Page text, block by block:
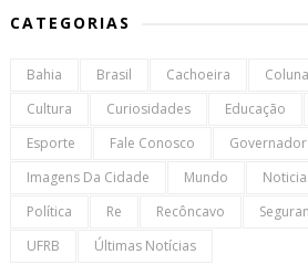
CATEGORIAS
Bahia Brasil Cachoeira
Cultura
Curiosidades Educação
Esporte
Fale Conosco
Imagens Da Cidade
Mundo
Política
Re Recôncavo
UFRB
Últimas Notícias